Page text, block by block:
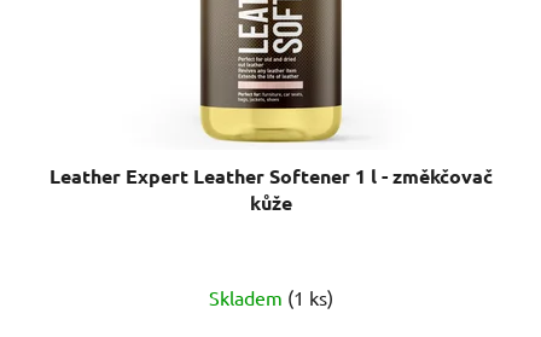
Leather Expert Leather Softener 1 l - změkčovač
kůže
Skladem (1 ks)